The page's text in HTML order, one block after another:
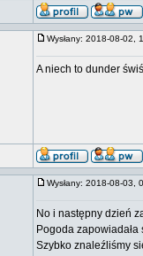
Wysłany: 2018-08-02,
A niech to dunder
Wysłany: 2018-08-03,
No i następny dzień
Pogoda
Szybko znaleźliśmy